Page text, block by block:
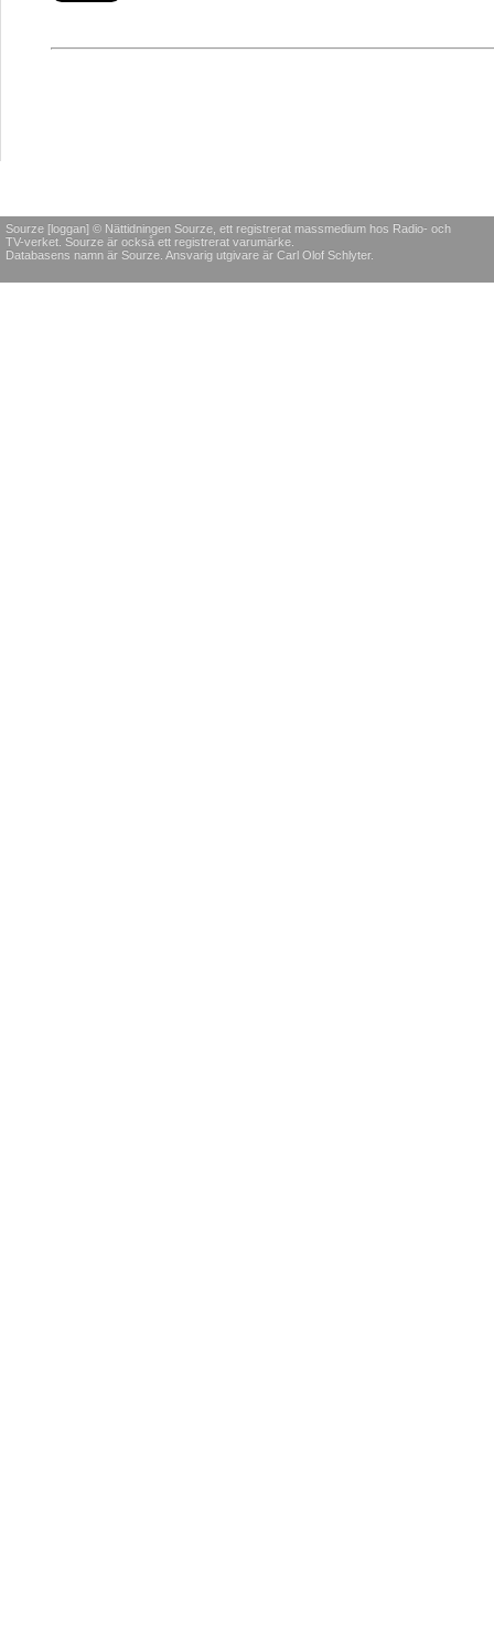
Sourze [loggan] © Nättidningen Sourze, ett registrerat massmedium hos Radio- och
TV-verket. Sourze är också ett registrerat varumärke.
Databasens namn är Sourze. Ansvarig utgivare är Carl Olof Schlyter.